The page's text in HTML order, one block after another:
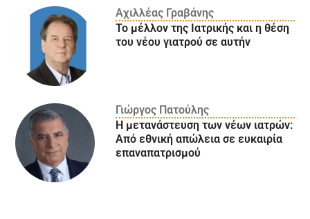
Αχιλλέας Γραβάνης
Το μέλλον της Ιατρικής και η θέση
του νέου γιατρού σε αυτήν
Γιώργος Πατούλης
Η μετανάστευση των νέων ιατρών:
Aπό εθνική απώλεια σε ευκαιρία
επαναπατρισμού